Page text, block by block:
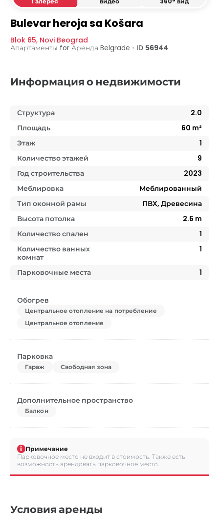
Bulevar heroja sa Košara
Blok 65, Novi Beograd
Апартаменты for Аренда Belgrade • ID 56944
Информация о недвижимости
Структура
2.0
Площадь
60 m²
Этаж
1
Количество этажей
9
Год строительства
2023
Меблировка
Меблированный
Тип оконной рамы
ПВХ, Древесина
Высота потолка
2.6 m
Количество спален
1
Количество ванных
комнат
1
Парковочные места 1
Обогрев
Центральное отопление на потребление
Центральное отопление
Парковка
Гараж Свободная зона
Дополнительное пространство
Балкон
i Примечание
Парковочное место не входит в стоимость. Также есть
возможность арендовать парковочное место.
Условия аренды